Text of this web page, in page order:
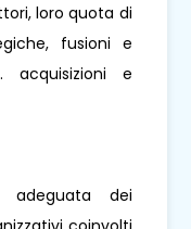
loro quota di
fusioni e
acquisizioni e
adeguata dei